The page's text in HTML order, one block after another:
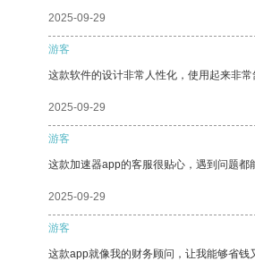
2025-09-29
游客
这款软件的设计非常人性化，使用起来非常
2025-09-29
游客
这款加速器app的客服很贴心，遇到问题都
2025-09-29
游客
这款app就像我的财务顾问，让我能够省钱